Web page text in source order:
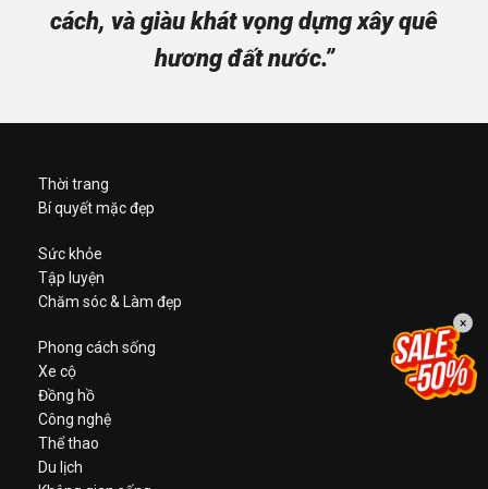
cách, và giàu khát vọng dựng xây quê
hương đất nước.”
Thời trang
Bí quyết mặc đẹp
Sức khỏe
Tập luyện
Chăm sóc & Làm đẹp
Phong cách sống
Xe cộ
Đồng hồ
Công nghệ
Thể thao
Du lịch
×